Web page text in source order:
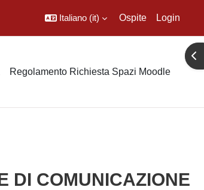
Italiano ‎(it)‎ Ospite Login
Regolamento Richiesta Spazi Moodle
DI COMUNICAZIONE